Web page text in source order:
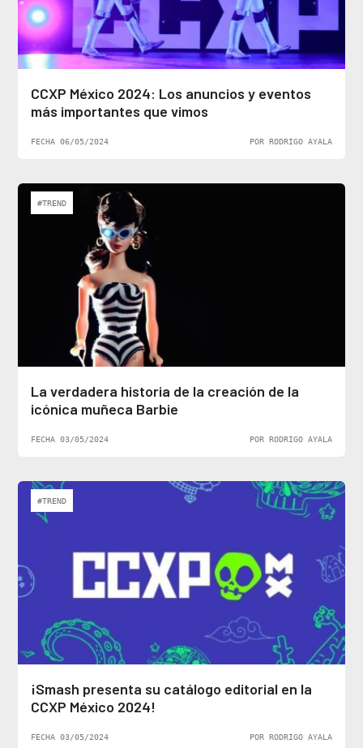
CCXP México 2024: Los anuncios y eventos
más importantes que vimos
FECHA 06/05/2024 POR RODRIGO AYALA
#TREND
La verdadera historia de la creación de la
icónica muñeca Barbie
FECHA 03/05/2024 POR RODRIGO AYALA
#TREND
¡Smash presenta su catálogo editorial en la
CCXP México 2024!
FECHA 03/05/2024 POR RODRIGO AYALA